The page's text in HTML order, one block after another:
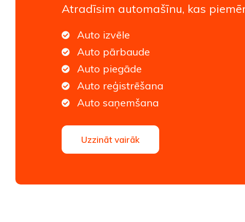
Atradīsim automašīnu, kas
Auto izvēle
Auto pārbaude
Auto piegāde
Auto reģistrēšana
Auto saņemšana
Uzzināt vairāk